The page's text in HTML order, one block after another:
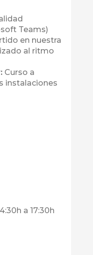
Teams)
en nuestra
al ritmo
Curso a
instalaciones
a 17:30h